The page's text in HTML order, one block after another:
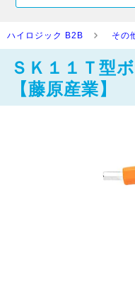
ハイロジック B2B その
ＳＫ１１Ｔ型
【藤原産業】